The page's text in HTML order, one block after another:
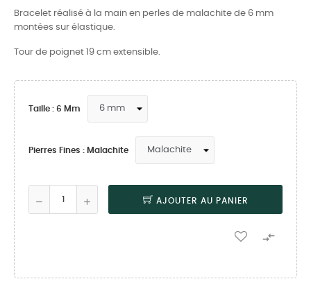
Bracelet réalisé à la main en perles de malachite de 6 mm
montées sur élastique.
Tour de poignet 19 cm extensible.
Taille : 6 Mm
Pierres Fines : Malachite
AJOUTER AU PANIER
